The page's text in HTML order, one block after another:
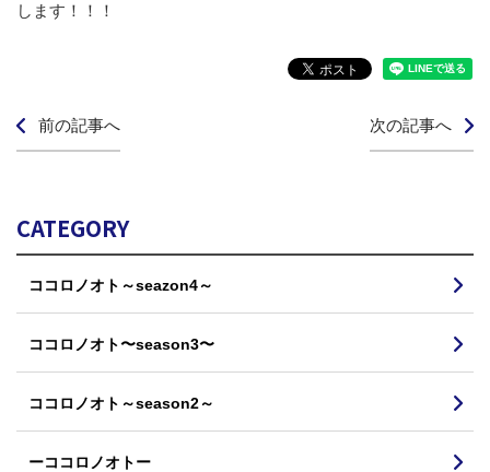
します！！！
前の記事へ 次の記事へ
CATEGORY
ココロノオト～seazon4～
ココロノオト〜season3〜
ココロノオト～season2～
ーココロノオトー